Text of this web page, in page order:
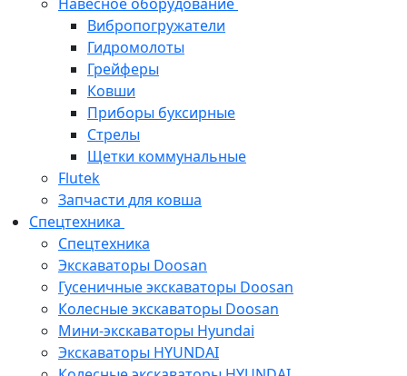
Вибропогружатели
Гидромолоты
Грейферы
Ковши
Приборы буксирные
Стрелы
Щетки коммунальные
Flutek
Запчасти для ковша
Спецтехника
Спецтехника
Экскаваторы Doosan
Гусеничные экскаваторы Doosan
Колесные экскаваторы Doosan
Мини-экскаваторы Hyundai
Экскаваторы HYUNDAI